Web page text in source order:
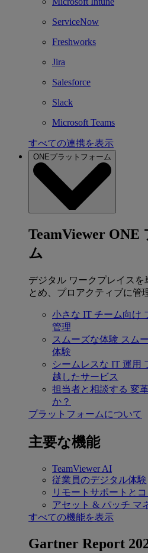
ServiceNow
Freshworks
Jira
Salesforce
Slack
Microsoft Teams
すべての連携を表示
ONEプラットフォーム
TeamViewer ONE
ム
デジタル ワークプレイスを
とめ、プロアクティブに管
小さな IT チーム向け
管理
スムーズな体験 スム
体験
シームレスな IT 運用
越したサービス
担当者と相談する 変
か？
プラットフォームについて
主要な機能
TeamViewer AI
従業員のデジタル体験
リモートサポートと
アセット & パッチ マ
すべての機能を表示
Gartner Report